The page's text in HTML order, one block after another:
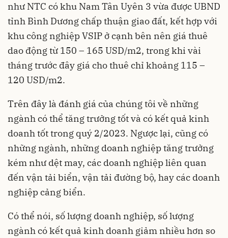
như NTC có khu Nam Tân Uyên 3 vừa được UBND
tỉnh Bình Dương chấp thuận giao đất, kết hợp với
khu công nghiệp VSIP ở cạnh bên nên giá thuê
dao động từ 150 – 165 USD/m2, trong khi vài
tháng trước đây giá cho thuê chỉ khoảng 115 –
120 USD/m2.
Trên đây là đánh giá của chúng tôi về những
ngành có thể tăng trưởng tốt và có kết quả kinh
doanh tốt trong quý 2/2023. Ngược lại, cũng có
những ngành, những doanh nghiệp tăng trưởng
kém như dệt may, các doanh nghiệp liên quan
đến vận tải biển, vận tải đường bộ, hay các doanh
nghiệp cảng biển.
Có thể nói, số lượng doanh nghiệp, số lượng
ngành có kết quả kinh doanh giảm nhiều hơn so